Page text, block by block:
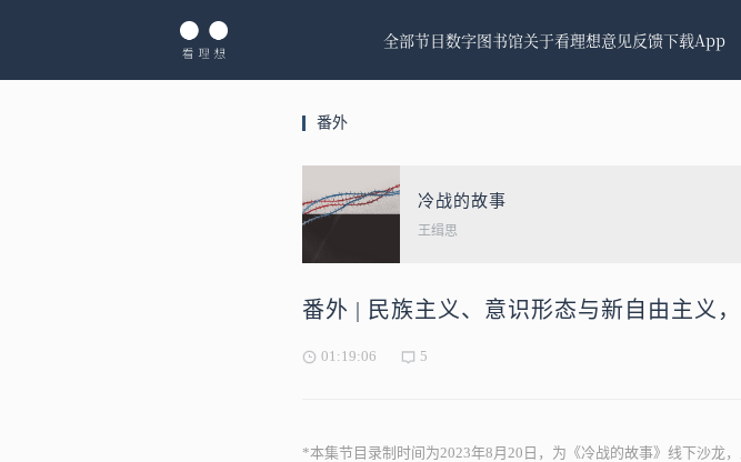
全部节目数字图书馆关于看理想意见反馈下载App
番外
冷战的故事
王缉思
番外 | 民族主义、意识形态与新自由主义
01:19:06 5
*本集节目录制时间为2023年8月20日，为《冷战的故事》线下沙龙